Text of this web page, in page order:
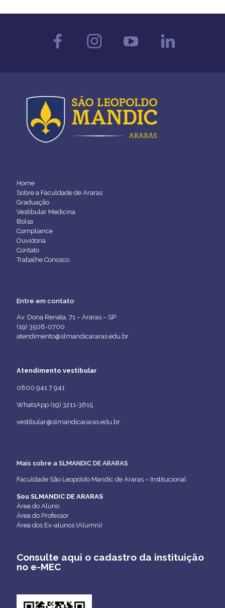
Home
Sobre a Faculdade de Araras
Graduação
Vestibular Medicina
Bolsa
Compliance
Ouvidoria
Contato
Trabalhe Conosco
Entre em contato
Av. Dona Renata, 71 – Araras – SP
(19) 3508-0700
atendimento@slmandicararas.edu.br
Atendimento vestibular
0800 941 7 941
WhatsApp (19) 3211-3615
vestibular@slmandicararas.edu.br
Mais sobre a SLMANDIC DE ARARAS
Faculdade São Leopoldo Mandic de Araras – Institucional
Sou SLMANDIC DE ARARAS
Área do Aluno
Área do Professor
Área dos Ex-alunos (Alumni)
Consulte aqui o cadastro da instituição
no e-MEC